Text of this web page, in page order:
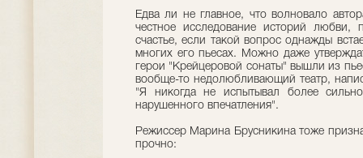
Едва ли не главное, что волновало
честное исследование историй
счастье, если такой вопрос однажды
многих его пьесах. Можно даже
герои "Крейцеровой сонаты" вышли из
вообще-то недолюбливающий театр,
"Я никогда не испытывал более
нарушенного впечатления".
Режиссер Марина Брусникина тоже
прочно: